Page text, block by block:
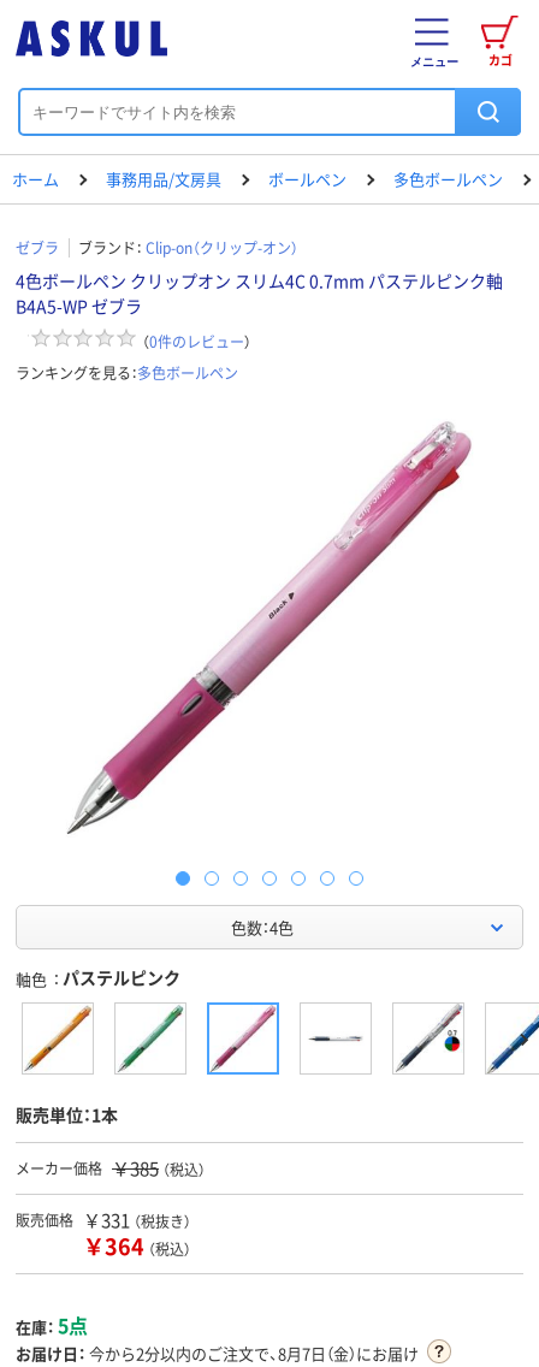
カゴ
メニュー
ホーム 事務用品/文房具 ボールペン 多色ボールペン
ゼブラ ブランド： Clip-on（クリップ-オン）
4色ボールペン クリップオン スリム4C 0.7mm パステルピンク軸
B4A5-WP ゼブラ
（0件のレビュー）
ランキングを見る：多色ボールペン
色数：4色
軸色 パステルピンク
販売単位：1本
メーカー価格 ￥385 （税込）
販売価格 ￥331 （税抜き）
￥364 （税込）
在庫： 5点
お届け日： 今から2分以内のご注文で、8月7日（金）にお届け